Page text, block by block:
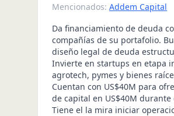
Mencionados: Addem Capital
Da financiamiento de deuda
compañías de su portafolio.
diseño legal de deuda
Invierte en startups en etapa
agrotech, pymes y bienes
Cuentan con US$40M para
de capital en US$40M durante
Tiene el la mira iniciar